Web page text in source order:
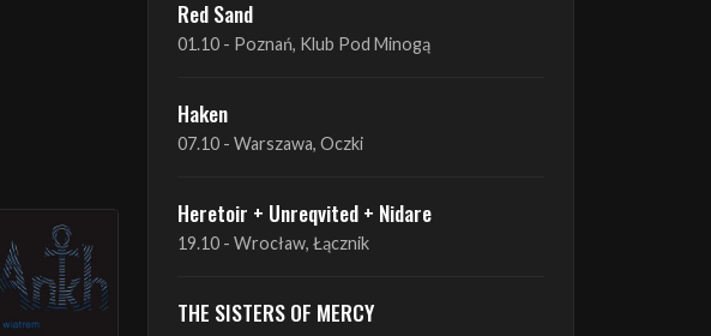
Haken
07.10 - Warszawa, Oczki
Heretoir + Unreqvited + Nidare
19.10 - Wrocław, Łącznik
THE SISTERS OF MERCY
22.10 - Wrocław, A2 - Centrum Koncertowe
THE SISTERS OF MERCY